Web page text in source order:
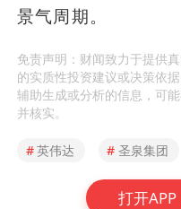
景气周期。
免责声明：财闻致力于提供
的实质性投资建议或决策依
辅助生成或分析的信息，可
并核实。
#英伟达 # 圣泉集团
打开